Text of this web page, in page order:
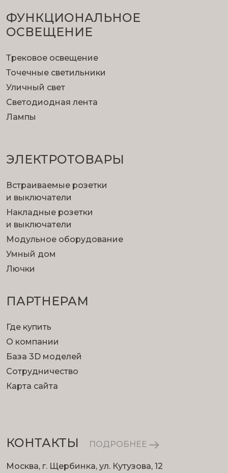
ФУНКЦИОНА­ЛЬНОЕ
ОСВЕЩЕНИЕ
Трековое освещение
Точечные светильники
Уличный свет
Светодиодная лента
Лампы
ЭЛЕКТРОТОВАРЫ
Встраиваемые розетки
и выключатели
Накладные розетки
и выключатели
Модульное оборудование
Умный дом
Лючки
ПАРТНЕРАМ
Где купить
О компании
База 3D моделей
Сотрудничество
Карта сайта
КОНТАКТЫ ПОДРОБНЕЕ
Москва, г. Щербинка, ул. Кутузова, 12